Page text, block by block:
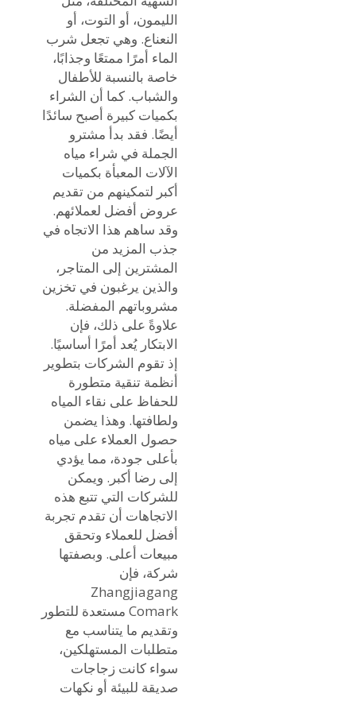
الليمون، أو التوت، أو
النعناع. وهي تجعل شرب
الماء أمرًا ممتعًا وجذابًا،
خاصة بالنسبة للأطفال
والشباب. كما أن الشراء
بكميات كبيرة أصبح سائدًا
أيضًا. فقد بدأ مشترو
الجملة في شراء مياه
الآلات المعبأة بكميات
أكبر لتمكينهم من تقديم
عروض أفضل لعملائهم.
وقد ساهم هذا الاتجاه في
جذب المزيد من
المشترين إلى المتاجر،
والذين يرغبون في تخزين
مشروباتهم المفضلة.
علاوةً على ذلك، فإن
الابتكار يُعد أمرًا أساسيًا.
إذ تقوم الشركات بتطوير
أنظمة تنقية متطورة
للحفاظ على نقاء المياه
ولطافتها. وهذا يضمن
حصول العملاء على مياه
بأعلى جودة، مما يؤدي
إلى رضا أكبر. ويمكن
للشركات التي تتبع هذه
الاتجاهات أن تقدم تجربة
أفضل للعملاء وتحقق
مبيعات أعلى. وبصفتها
شركة، فإن
Zhangjiagang
Comark مستعدة للتطور
وتقديم ما يتناسب مع
متطلبات المستهلكين،
سواء كانت زجاجات
صديقة للبيئة أو نكهات